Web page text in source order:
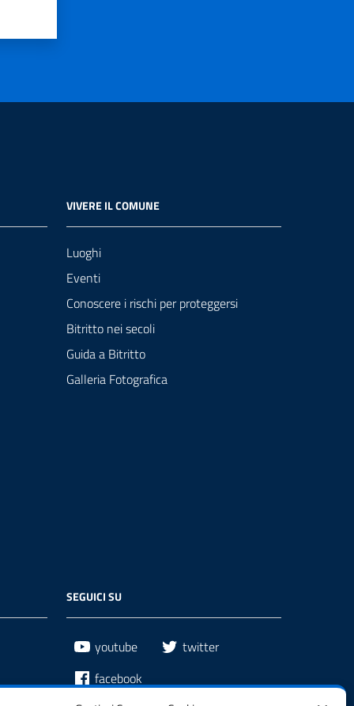
VIVERE IL COMUNE
Luoghi
Eventi
Conoscere i rischi per proteggersi
Bitritto nei secoli
Guida a Bitritto
Galleria Fotografica
SEGUICI SU
youtube
twitter
facebook